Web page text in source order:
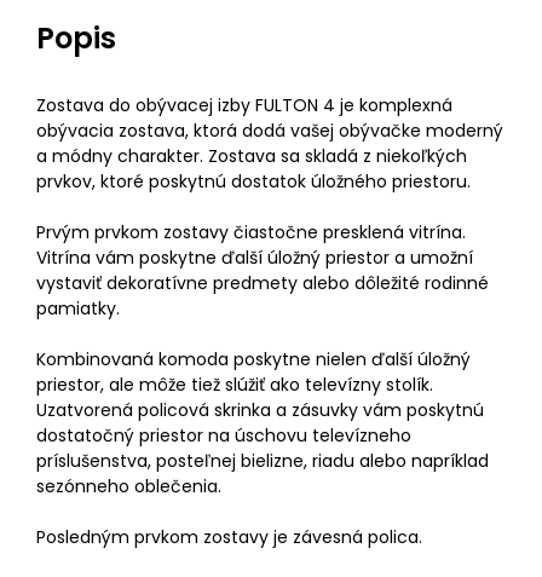
Popis
Zostava do obývacej izby FULTON 4 je komplexná
obývacia zostava, ktorá dodá vašej obývačke moderný
a módny charakter. Zostava sa skladá z niekoľkých
prvkov, ktoré poskytnú dostatok úložného priestoru.
Prvým prvkom zostavy čiastočne presklená vitrína.
Vitrína vám poskytne ďalší úložný priestor a umožní
vystaviť dekoratívne predmety alebo dôležité rodinné
pamiatky.
Kombinovaná komoda poskytne nielen ďalší úložný
priestor, ale môže tiež slúžiť ako televízny stolík.
Uzatvorená policová skrinka a zásuvky vám poskytnú
dostatočný priestor na úschovu televízneho
príslušenstva, posteľnej bielizne, riadu alebo napríklad
sezónneho oblečenia.
Posledným prvkom zostavy je závesná polica.